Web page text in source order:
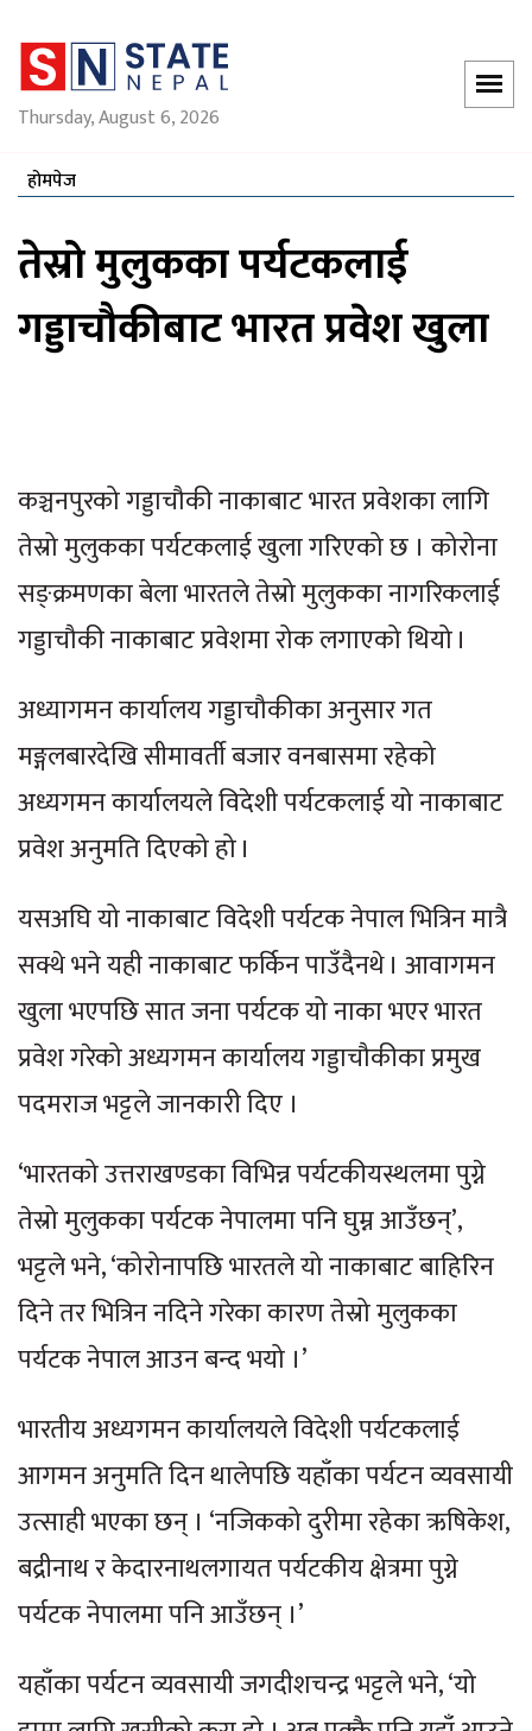
Thursday, August 6, 2026
होमपेज
तेस्रो मुलुकका पर्यटकलाई
गड्डाचौकीबाट भारत प्रवेश खुला
कञ्चनपुरको गड्डाचौकी नाकाबाट भारत प्रवेशका लागि
तेस्रो मुलुकका पर्यटकलाई खुला गरिएको छ । कोरोना
सङ्क्रमणका बेला भारतले तेस्रो मुलुकका नागरिकलाई
गड्डाचौकी नाकाबाट प्रवेशमा रोक लगाएको थियो ।
अध्यागमन कार्यालय गड्डाचौकीका अनुसार गत
मङ्गलबारदेखि सीमावर्ती बजार वनबासमा रहेको
अध्यगमन कार्यालयले विदेशी पर्यटकलाई यो नाकाबाट
प्रवेश अनुमति दिएको हो ।
यसअघि यो नाकाबाट विदेशी पर्यटक नेपाल भित्रिन मात्रै
सक्थे भने यही नाकाबाट फर्किन पाउँदैनथे । आवागमन
खुला भएपछि सात जना पर्यटक यो नाका भएर भारत
प्रवेश गरेको अध्यगमन कार्यालय गड्डाचौकीका प्रमुख
पदमराज भट्टले जानकारी दिए ।
‘भारतको उत्तराखण्डका विभिन्न पर्यटकीयस्थलमा पुग्ने
तेस्रो मुलुकका पर्यटक नेपालमा पनि घुम्न आउँछन्’,
भट्टले भने, ‘कोरोनापछि भारतले यो नाकाबाट बाहिरिन
दिने तर भित्रिन नदिने गरेका कारण तेस्रो मुलुकका
पर्यटक नेपाल आउन बन्द भयो ।’
भारतीय अध्यगमन कार्यालयले विदेशी पर्यटकलाई
आगमन अनुमति दिन थालेपछि यहाँका पर्यटन व्यवसायी
उत्साही भएका छन् । ‘नजिकको दुरीमा रहेका ऋषिकेश,
बद्रीनाथ र केदारनाथलगायत पर्यटकीय क्षेत्रमा पुग्ने
पर्यटक नेपालमा पनि आउँछन् ।’
यहाँका पर्यटन व्यवसायी जगदीशचन्द्र भट्टले भने, ‘यो